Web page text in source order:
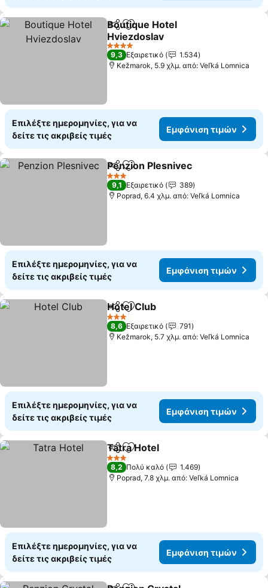
Κοινοποίηση
Προσθήκη στα αγαπημένα
Boutique Hotel
Hviezdoslav
4 Αστέρια
9,3 Εξαιρετικό
1.534
Kežmarok, 5.9 χλμ. από: Veľká Lomnica
Επιλέξτε ημερομηνίες, για να
δείτε τις ακριβείς τιμές
Εμφάνιση τιμών
Κοινοποίηση
Προσθήκη στα αγαπημένα
Penzion Plesnivec
3 Αστέρια
9,1 Εξαιρετικό
389
Poprad, 6.4 χλμ. από: Veľká Lomnica
Επιλέξτε ημερομηνίες, για να
δείτε τις ακριβείς τιμές
Εμφάνιση τιμών
Κοινοποίηση
Προσθήκη στα αγαπημένα
Hotel Club
3 Αστέρια
8,6 Εξαιρετικό
791
Kežmarok, 5.7 χλμ. από: Veľká Lomnica
Επιλέξτε ημερομηνίες, για να
δείτε τις ακριβείς τιμές
Εμφάνιση τιμών
Κοινοποίηση
Προσθήκη στα αγαπημένα
Tatra Hotel
3 Αστέρια
8,2 Πολύ καλό
1.469
Poprad, 7.8 χλμ. από: Veľká Lomnica
Επιλέξτε ημερομηνίες, για να
δείτε τις ακριβείς τιμές
Εμφάνιση τιμών